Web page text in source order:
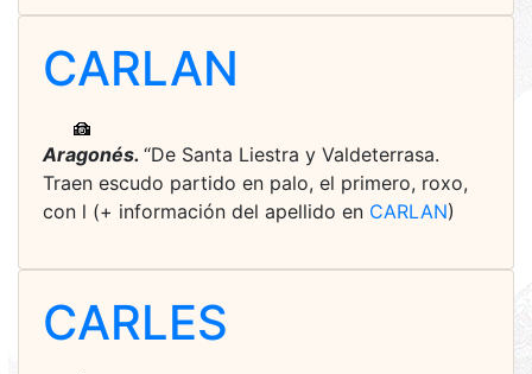
CARLAN
Aragonés. “De Santa Liestra y Valdeterrasa.
Traen escudo partido en palo, el primero, roxo,
con l (+ información del apellido en CARLAN)
CARLES